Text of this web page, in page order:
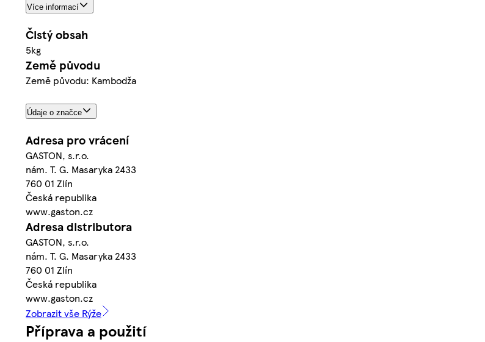
Více informací
Čistý obsah
5kg
Země původu
Země původu: Kambodža
Údaje o značce
Adresa pro vrácení
GASTON, s.r.o.
nám. T. G. Masaryka 2433
760 01 Zlín
Česká republika
www.gaston.cz
Adresa distributora
GASTON, s.r.o.
nám. T. G. Masaryka 2433
760 01 Zlín
Česká republika
www.gaston.cz
Zobrazit vše Rýže
Příprava a použití